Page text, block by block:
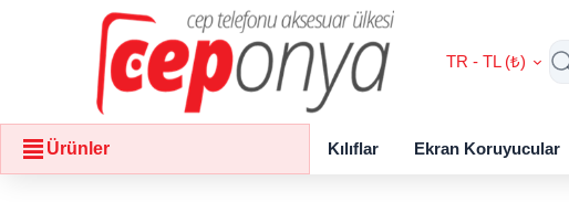
TR - TL (₺)
Ürünler Kılıflar Ekran Koruyucular